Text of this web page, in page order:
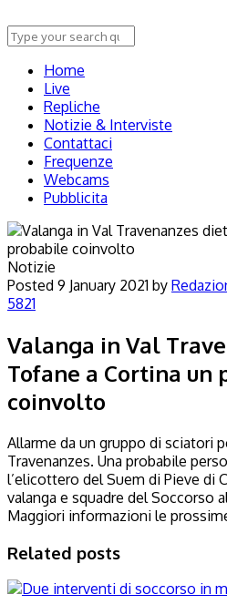
Home
Live
Repliche
Notizie & Interviste
Contattaci
Frequenze
Webcams
Pubblicita
Notizie
Posted 9 January 2021 by
5821
Valanga in Val
Tofane a Cortina un
coinvolto
Allarme da un gruppo di sciatori
Travenanzes. Una probabile
l’elicottero del Suem di Pieve di
valanga e squadre del Soccorso
Maggiori informazioni le
Related posts